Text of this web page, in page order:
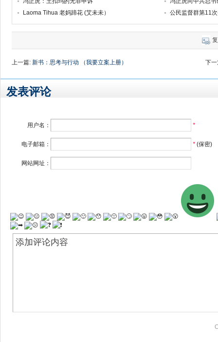
Laoma Tihua 老妈蹄花 (艾未未）
公民监督群第11
上一篇: 新书：思考与行动 （我要立案上册） 下
发表评论
用户名： *
电子邮箱： *(保密)
网站网址：